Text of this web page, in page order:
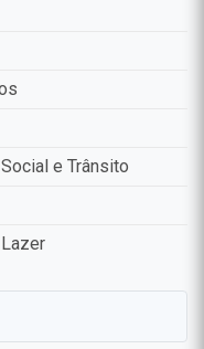
e Trânsito